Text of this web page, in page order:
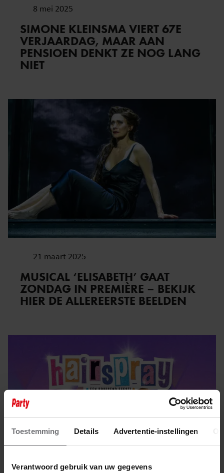
Toestemming Details Advertentie-instellingen
Verantwoord gebruik van uw gegevens
8 mei 2025
SIMONE KLEINSMA VIERT 67E
VERJAARDAG, MAAR AAN
PENSIOEN DENKT ZE NOG LANG
NIET
21 maart 2025
MUSICAL ‘ELISABETH’ GAAT
ZONDAG IN PREMIÈRE – BEKIJK
HIER DE ALLEREERSTE BEELDEN